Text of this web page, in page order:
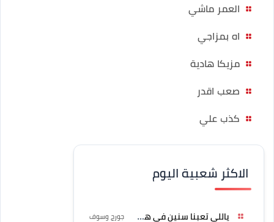
العمر ماشي
اه بمزاجي
مزيكا هادية
صعب اقدر
كذب علي
الاكثر شعبية اليوم
ياللي تعبنا سنين في هواه جورج وسوف